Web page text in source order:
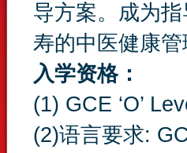
导方案。成为
寿的中医健康管
入学资格：
(1) GCE ‘O’
(2)语言要求: